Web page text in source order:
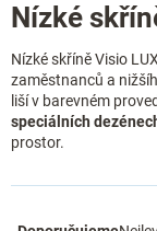
Nízké
Nízké skříně Visio
zaměstnanců a
liší v barevném
speciálních
prostor.